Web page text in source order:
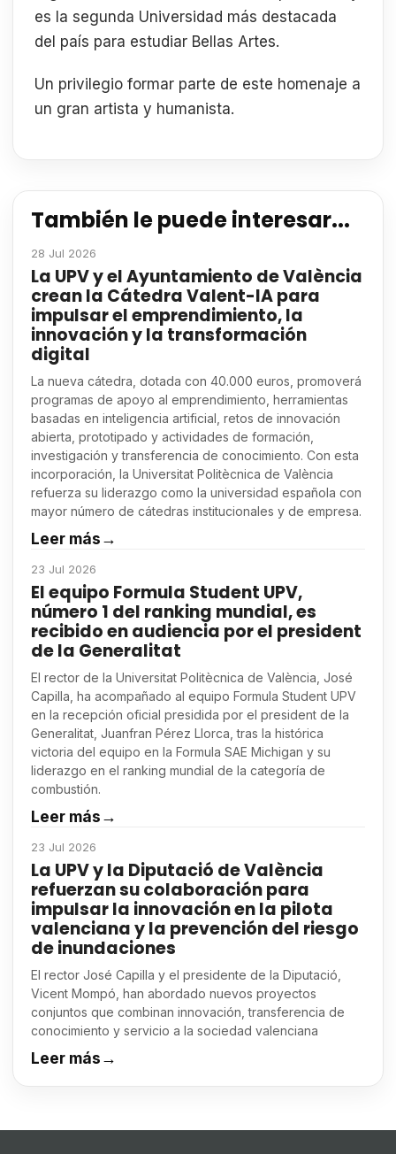
es la segunda Universidad más destacada
del país para estudiar Bellas Artes.
Un privilegio formar parte de este homenaje a
un gran artista y humanista.
También le puede interesar...
28 Jul 2026
La UPV y el Ayuntamiento de València
crean la Cátedra Valent-IA para
impulsar el emprendimiento, la
innovación y la transformación
digital
La nueva cátedra, dotada con 40.000 euros, promoverá
programas de apoyo al emprendimiento, herramientas
basadas en inteligencia artificial, retos de innovación
abierta, prototipado y actividades de formación,
investigación y transferencia de conocimiento. Con esta
incorporación, la Universitat Politècnica de València
refuerza su liderazgo como la universidad española con
mayor número de cátedras institucionales y de empresa.
Leer más→
23 Jul 2026
El equipo Formula Student UPV,
número 1 del ranking mundial, es
recibido en audiencia por el president
de la Generalitat
El rector de la Universitat Politècnica de València, José
Capilla, ha acompañado al equipo Formula Student UPV
en la recepción oficial presidida por el president de la
Generalitat, Juanfran Pérez Llorca, tras la histórica
victoria del equipo en la Formula SAE Michigan y su
liderazgo en el ranking mundial de la categoría de
combustión.
Leer más→
23 Jul 2026
La UPV y la Diputació de València
refuerzan su colaboración para
impulsar la innovación en la pilota
valenciana y la prevención del riesgo
de inundaciones
El rector José Capilla y el presidente de la Diputació,
Vicent Mompó, han abordado nuevos proyectos
conjuntos que combinan innovación, transferencia de
conocimiento y servicio a la sociedad valenciana
Leer más→